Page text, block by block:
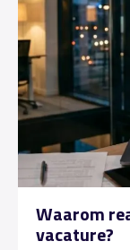
Waarom
vacature?